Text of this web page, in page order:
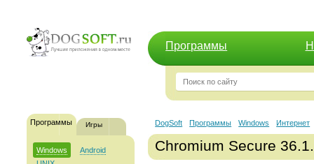
Программы
Программы Игры
Windows
Android
DogSoft Программы Windows Интернет
Chromium Secure